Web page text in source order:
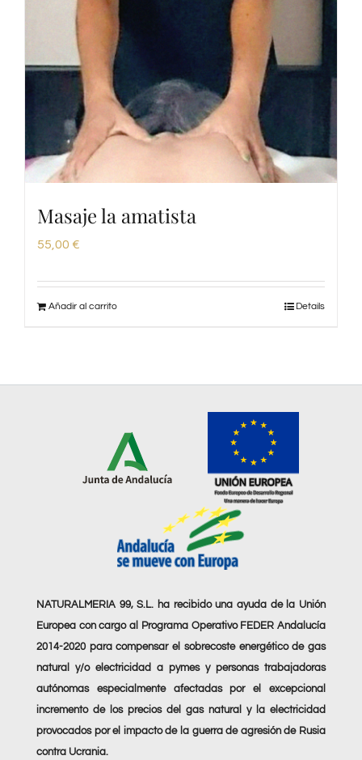
Masaje la amatista
55,00 €
Añadir al carrito Details
NATURALMERIA 99, S.L. ha recibido una ayuda de la Unión
Europea con cargo al Programa Operativo FEDER Andalucía
2014-2020 para compensar el sobrecoste energético de gas
natural y/o electricidad a pymes y personas trabajadoras
autónomas especialmente afectadas por el excepcional
incremento de los precios del gas natural y la electricidad
provocados por el impacto de la guerra de agresión de Rusia
contra Ucrania.